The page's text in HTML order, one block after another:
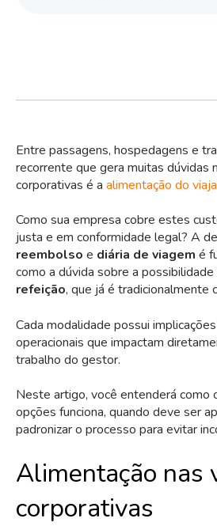
Entre passagens, hospedagens e
recorrente que gera muitas dúvidas
corporativas é a alimentação do
Como sua empresa cobre estes
justa e em conformidade legal? A
reembolso e diária de viagem é
como a dúvida sobre a
refeição, que já é tradicionalmente
Cada modalidade possui
operacionais que impactam
trabalho do gestor.
Neste artigo, você entenderá como
opções funciona, quando deve ser
padronizar o processo para evitar
Alimentação nas
corporativas